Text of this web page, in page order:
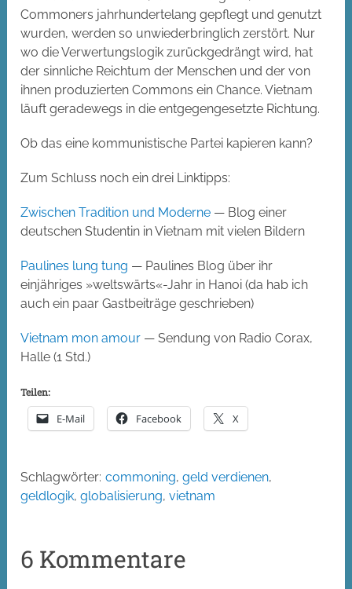
Commoners jahrhundertelang gepflegt und genutzt
wurden, werden so unwiederbringlich zerstört. Nur
wo die Verwertungslogik zurückgedrängt wird, hat
der sinnliche Reichtum der Menschen und der von
ihnen produzierten Commons ein Chance. Vietnam
läuft geradewegs in die entgegengesetzte Richtung.
Ob das eine kommunistische Partei kapieren kann?
Zum Schluss noch ein drei Linktipps:
Zwischen Tradition und Moderne — Blog einer
deutschen Studentin in Vietnam mit vielen Bildern
Paulines lung tung — Paulines Blog über ihr
einjähriges »weltswärts«-Jahr in Hanoi (da hab ich
auch ein paar Gastbeiträge geschrieben)
Vietnam mon amour — Sendung von Radio Corax,
Halle (1 Std.)
Teilen:
E-Mail Facebook X
Schlagwörter: commoning,geld verdienen,
geldlogik,globalisierung,vietnam
6 Kommentare